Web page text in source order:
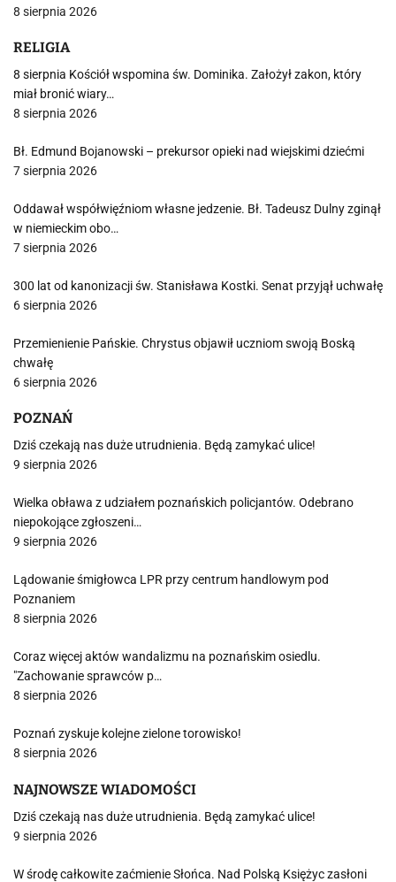
8 sierpnia 2026
RELIGIA
8 sierpnia Kościół wspomina św. Dominika. Założył zakon, który
miał bronić wiary…
8 sierpnia 2026
Bł. Edmund Bojanowski – prekursor opieki nad wiejskimi dziećmi
7 sierpnia 2026
Oddawał współwięźniom własne jedzenie. Bł. Tadeusz Dulny zginął
w niemieckim obo…
7 sierpnia 2026
300 lat od kanonizacji św. Stanisława Kostki. Senat przyjął uchwałę
6 sierpnia 2026
Przemienienie Pańskie. Chrystus objawił uczniom swoją Boską
chwałę
6 sierpnia 2026
POZNAŃ
Dziś czekają nas duże utrudnienia. Będą zamykać ulice!
9 sierpnia 2026
Wielka obława z udziałem poznańskich policjantów. Odebrano
niepokojące zgłoszeni…
9 sierpnia 2026
Lądowanie śmigłowca LPR przy centrum handlowym pod
Poznaniem
8 sierpnia 2026
Coraz więcej aktów wandalizmu na poznańskim osiedlu.
"Zachowanie sprawców p…
8 sierpnia 2026
Poznań zyskuje kolejne zielone torowisko!
8 sierpnia 2026
NAJNOWSZE WIADOMOŚCI
Dziś czekają nas duże utrudnienia. Będą zamykać ulice!
9 sierpnia 2026
W środę całkowite zaćmienie Słońca. Nad Polską Księżyc zasłoni